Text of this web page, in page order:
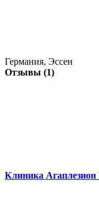
Германия, Эссен
Отзывы (1)
Клиника Агаплезион